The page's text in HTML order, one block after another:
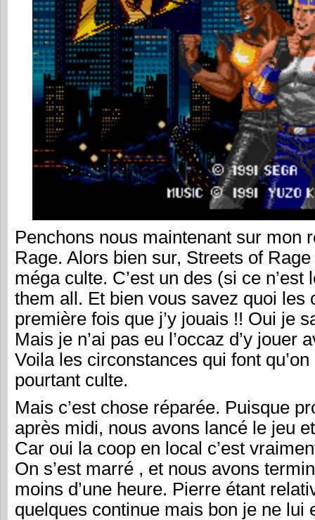
Penchons nous maintenant sur mon
Rage. Alors bien sur, Streets of Rage
méga culte. C’est un des (si ce
them all. Et bien vous savez quoi les
première fois que j’y jouais !! Oui je
Mais je n’ai pas eu l’occaz d’y jouer
Voila les circonstances qui font
pourtant culte.
Mais c’est chose réparée. Puisque
après midi, nous avons lancé le jeu
Car oui la coop en local c’est
On s’est marré , et nous avons
moins d’une heure. Pierre étant
quelques continue mais bon je ne lui